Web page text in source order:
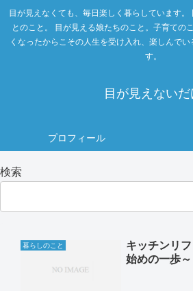
目が見えなくても、毎日楽しく暮らしています
とのこと。 目が見える娘たちのこと。子育ての
くなったからこその人生を受け入れ、楽しんで
す。
目が見えない
プロフィール
検索
暮らしのこと
キッチンリ
始めの一歩～